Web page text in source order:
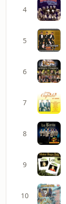
4
5
6
7
8
9
10